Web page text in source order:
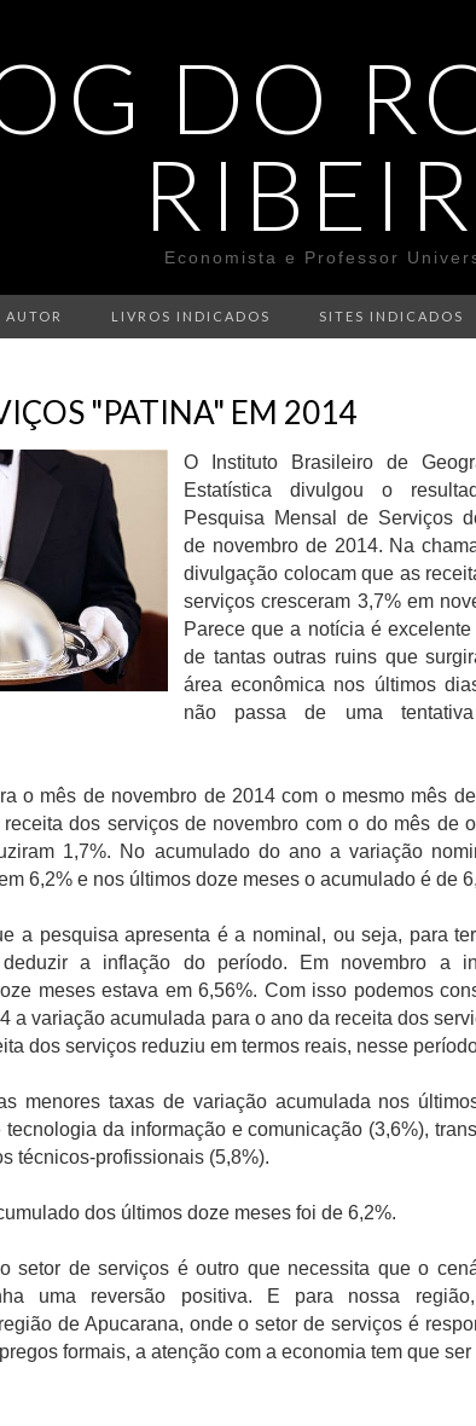
DO
Economista e Professor
AUTOR LIVROS INDICADOS SITES INDICADOS
"PATINA" EM 2014
O Instituto Brasileiro de
Estatística divulgou o
Pesquisa Mensal de Serviços
de novembro de 2014. Na
divulgação colocam que as
serviços cresceram 3,7% em
Parece que a notícia é excelente
de tantas outras ruins que
área econômica nos últimos
não passa de uma
o mês de novembro de 2014 com o mesmo mês
dos serviços de novembro com o do mês de
1,7%. No acumulado do ano a variação
6,2% e nos últimos doze meses o acumulado é de
a pesquisa apresenta é a nominal, ou seja, para
a inflação do período. Em novembro a
meses estava em 6,56%. Com isso podemos
a variação acumulada para o ano da receita dos
dos serviços reduziu em termos reais, nesse
menores taxas de variação acumulada nos
da informação e comunicação (3,6%),
técnicos-profissionais (5,8%).
dos últimos doze meses foi de 6,2%.
setor de serviços é outro que necessita que o
uma reversão positiva. E para nossa
de Apucarana, onde o setor de serviços é
formais, a atenção com a economia tem que ser